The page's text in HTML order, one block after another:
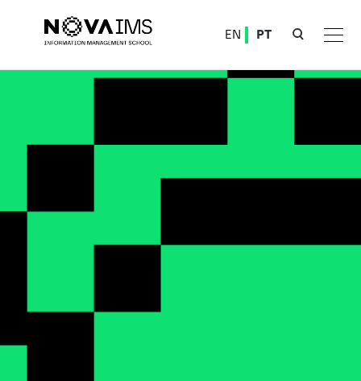
EN PT
Qualidade na NOVA IMS